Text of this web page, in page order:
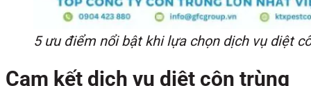
5 ưu điểm nổi bật khi lựa chọn dịch vụ diệt
Cam kết dịch vụ diệt côn trùng